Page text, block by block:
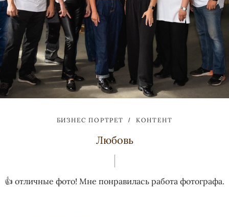
БИЗНЕС ПОРТРЕТ КОНТЕНТ
Любовь
👍 отличные фото! Мне понравилась работа фотографа.